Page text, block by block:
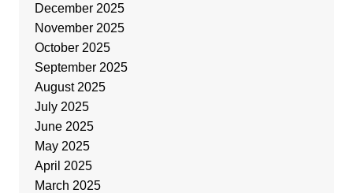
December 2025
November 2025
October 2025
September 2025
August 2025
July 2025
June 2025
May 2025
April 2025
March 2025